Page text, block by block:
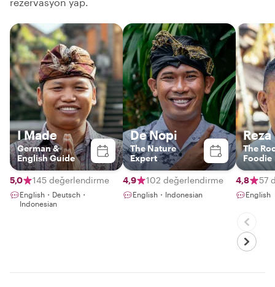
I Made
German &
English Guide
5,0 145 değerlendirme
English・Deutsch・
Indonesian
De Nopi
The Nature
Expert
4,9 102 değerlendirme
English・Indonesian
Reza
The
Foodie
4,8 57
English